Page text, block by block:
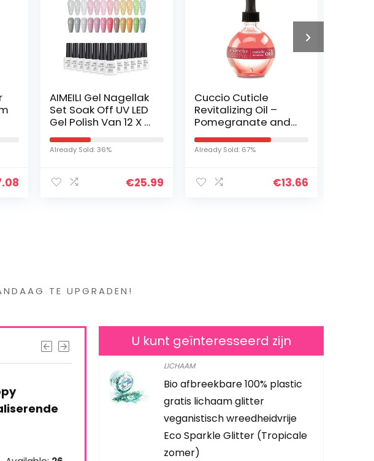
AIMEILI Gel Nagellak
Set Soak Off UV LED
Gel Polish Van 12 X 8
ml – Gift Kit 7
Already Sold: 36%
€25.99
Cuccio Cuticle
Revitalizing Oil –
Pomegranate and
Fig Manicure for
Unisex 2.5 oz Oil
Already Sold: 67%
€13.66
TE UPGRADEN!
U kunt geïnteresseerd zijn
LICHAAM
Bio afbreekbare 100% plastic
gratis lichaam glitter
veganistisch wreedheidvrije
Eco Sparkle Glitter (Tropicale
zomer)